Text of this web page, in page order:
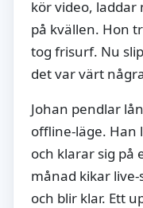
kör video,
på kvällen. Hon
tog frisurf. Nu
det var värt
Johan pendlar
offline-läge. Han
och klarar sig på
månad kikar
och blir klar. Ett